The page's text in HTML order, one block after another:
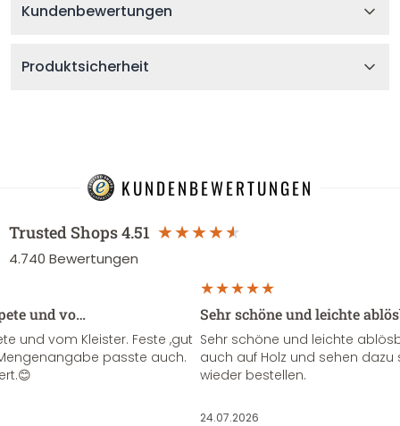
Kundenbewertungen
Produktsicherheit
KUNDENBEWERTUNGEN
Trusted Shops4.51
4.740 Bewertungen
und vo…
und vom Kleister. Feste ,gut
passte auch.
Sehr schöne und leichte
Sehr schöne und leichte
auch auf Holz und sehen
wieder bestellen.
24.07.2026